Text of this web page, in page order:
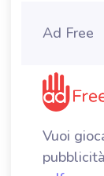
Ad Free
Vuoi